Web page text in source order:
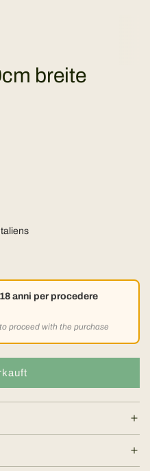
breite
anni per procedere
proceed with the purchase